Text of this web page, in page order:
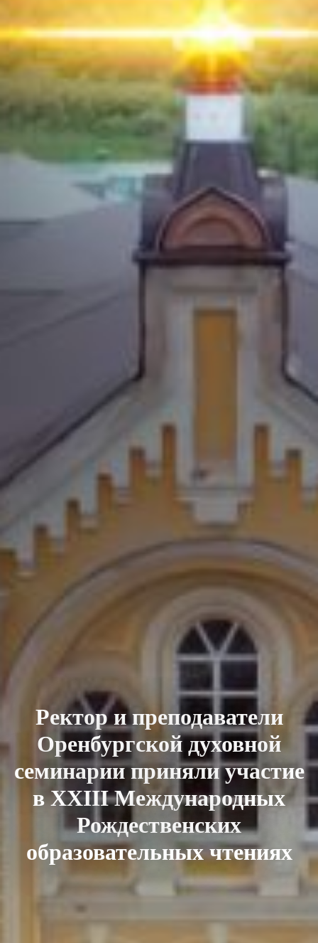
Ректор и преподаватели
Оренбургской духовной
семинарии приняли участие
в XXIII Международных
Рождественских
образовательных чтениях